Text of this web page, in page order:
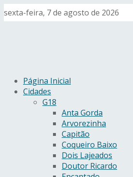
sexta-feira, 7 de agosto de 2026
Página Inicial
Cidades
G18
Anta Gorda
Arvorezinha
Capitão
Coqueiro Baixo
Dois Lajeados
Doutor Ricardo